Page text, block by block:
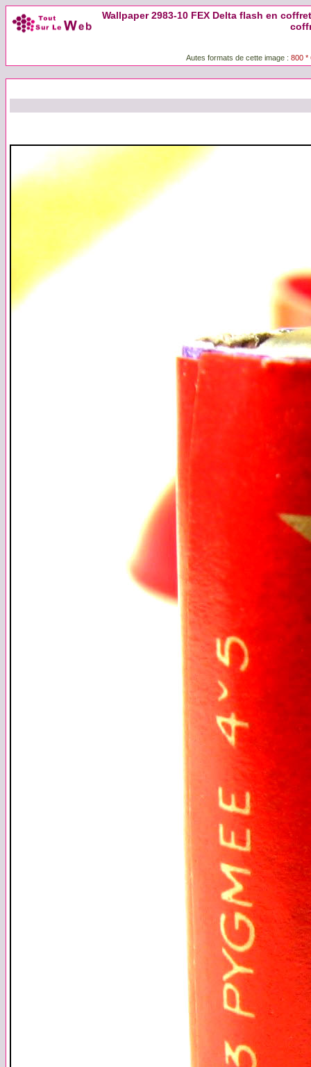
Wallpaper 2983-10 FEX Delta flash en
Autes formats de cette image : 800 *